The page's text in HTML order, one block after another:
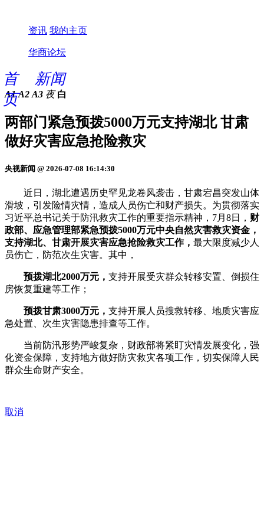
资讯 我的主页
华商论坛
首
页
新闻
A1 A2 A3 夜 白
两部门紧急预拨5000万元支持湖北 甘肃
做好灾害应急抢险救灾
央视新闻 @ 2026-07-08 16:14:30
近日，湖北遭遇历史罕见龙卷风袭击，甘肃宕昌突发山体
滑坡，引发险情灾情，造成人员伤亡和财产损失。为贯彻落实
习近平总书记关于防汛救灾工作的重要指示精神，7月8日， 财
政部、应急管理部紧急预拨5000万元中央自然灾害救灾资金，
支持湖北、甘肃开展灾害应急抢险救灾工作， 最大限度减少人
员伤亡，防范次生灾害。其中，
预拨湖北2000万元， 支持开展受灾群众转移安置、倒损住
房恢复重建等工作；
预拨甘肃3000万元， 支持开展人员搜救转移、地质灾害应
急处置、次生灾害隐患排查等工作。
当前防汛形势严峻复杂，财政部将紧盯灾情发展变化，强
化资金保障，支持地方做好防灾救灾各项工作，切实保障人民
群众生命财产安全。
取消